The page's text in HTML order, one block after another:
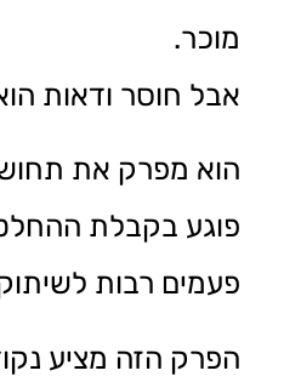
מוכר.
אבל חוסר ודאות
הוא מפרק את
פוגע בקבלת
פעמים רבות
הפרק הזה מציע